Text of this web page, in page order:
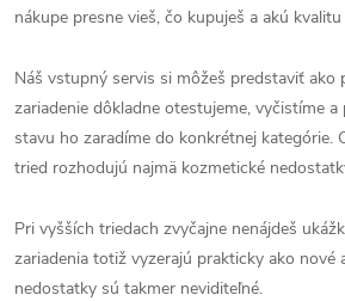
nákupe presne vieš, čo kupuješ a akú
Náš vstupný servis si môžeš predstaviť ako
zariadenie dôkladne otestujeme, vyčistíme a
stavu ho zaradíme do konkrétnej kategórie.
tried rozhodujú najmä kozmetické
Pri vyšších triedach zvyčajne nenájdeš
zariadenia totiž vyzerajú prakticky ako nové
nedostatky sú takmer neviditeľné.